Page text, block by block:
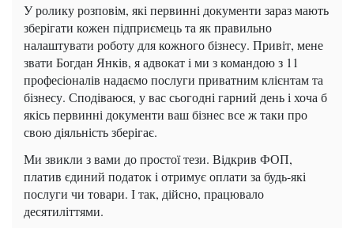
У ролику розповім, які первинні документи зараз мають
зберігати кожен підприємець та як правильно
налаштувати роботу для кожного бізнесу. Привіт, мене
звати Богдан Янків, я адвокат і ми з командою з 11
професіоналів надаємо послуги приватним клієнтам та
бізнесу. Сподіваюся, у вас сьогодні гарний день і хоча б
якісь первинні документи ваш бізнес все ж таки про
свою діяльність зберігає.
Ми звикли з вами до простої тези. Відкрив ФОП,
платив єдиний податок і отримує оплати за будь-які
послуги чи товари. І так, дійсно, працювало
десятиліттями.